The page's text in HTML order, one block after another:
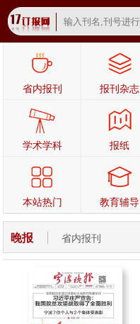
省内报刊 报刊杂志
学术学科 报纸
本站热门 教育辅导
晚报 省内报刊